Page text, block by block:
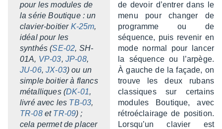
pour les modules de
la série Boutique : un
clavier-boitier K-25m,
idéal pour les
synthés (SE-02, SH-
01A, VP-03, JP-08,
JU-06,JX-03) ou un
simple boitier à flancs
métal­liques (DK-01,
livré avec les TB-03,
TR-08et TR-09) ;
cela permet de placer
de devoir d’en­trer dans le
menu pour chan­ger de
programme ou de
séquence, puis reve­nir en
mode normal pour lancer
la séquence ou l’ar­pège.
À gauche de la façade, on
trouve les deux rubans
clas­siques sur certains
modules Boutique, avec
rétroé­clai­rage de posi­tion.
Lorsqu’un clavier est